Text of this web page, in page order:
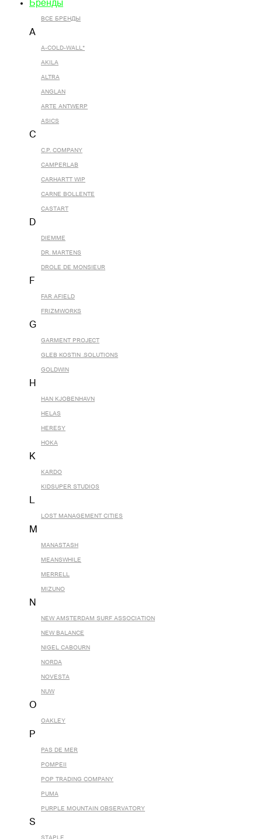
Бренды
ВСЕ БРЕНДЫ
A
A-COLD-WALL*
AKILA
ALTRA
ANGLAN
ARTE ANTWERP
ASICS
C
C.P. COMPANY
CAMPERLAB
CARHARTT WIP
CARNE BOLLENTE
CASTART
D
DIEMME
DR. MARTENS
DROLE DE MONSIEUR
F
FAR AFIELD
FRIZMWORKS
G
GARMENT PROJECT
GLEB KOSTIN .SOLUTIONS
GOLDWIN
H
HAN KJOBENHAVN
HELAS
HERESY
HOKA
K
KARDO
KIDSUPER STUDIOS
L
LOST MANAGEMENT CITIES
M
MANASTASH
MEANSWHILE
MERRELL
MIZUNO
N
NEW AMSTERDAM SURF ASSOCIATION
NEW BALANCE
NIGEL CABOURN
NORDA
NOVESTA
NUW
O
OAKLEY
P
PAS DE MER
POMPEII
POP TRADING COMPANY
PUMA
PURPLE MOUNTAIN OBSERVATORY
S